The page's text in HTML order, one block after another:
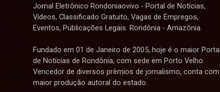
Jornal Eletrônico Rondoniaovivo - Portal de Notícias,
Vídeos, Classificado Gratuito, Vagas de Empregos,
Eventos, Publicações Legais. Rondônia - Amazônia.
Fundado em 01 de Janeiro de 2005, hoje é o maior Portal
de Notícias de Rondônia, com sede em Porto Velho.
Vencedor de diversos prêmios de jornalismo, conta com
maior produção autoral do estado.